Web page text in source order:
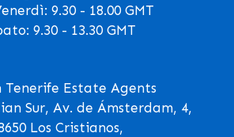
9.30 - 18.00 GMT
9.30 - 13.30 GMT
Tenerife Estate Agents
Sur, Av. de Ámsterdam, 4,
Los Cristianos,